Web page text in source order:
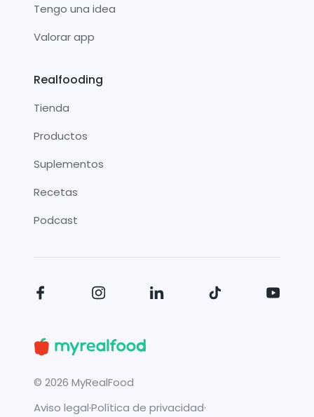
Tengo una idea
Valorar app
Realfooding
Tienda
Productos
Suplementos
Recetas
Podcast
© 2026 MyRealFood
Aviso legal·Política de privacidad·